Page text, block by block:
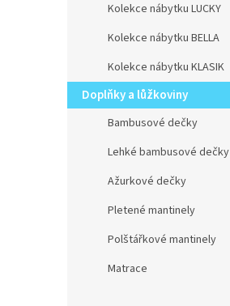
Kolekce nábytku LUCKY
Kolekce nábytku BELLA
Kolekce nábytku KLASIK
Doplňky a lůžkoviny
Bambusové dečky
Lehké bambusové dečky
Ažurkové dečky
Pletené mantinely
Polštářkové mantinely
Matrace